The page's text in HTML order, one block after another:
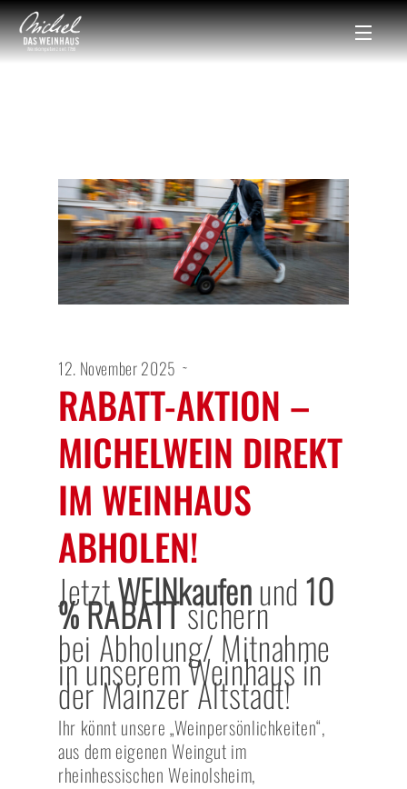
12. November 2025
RABATT-AKTION –
MICHELWEIN DIREKT
IM WEINHAUS
ABHOLEN!
JetztWEINkaufenund10
% RABATTsichern
bei Abholung/ Mitnahme
in unserem Weinhaus in
der Mainzer Altstadt!
Ihr könnt unsere „Weinpersönlichkeiten“,
aus dem eigenen Weingut im
rheinhessischen Weinolsheim,